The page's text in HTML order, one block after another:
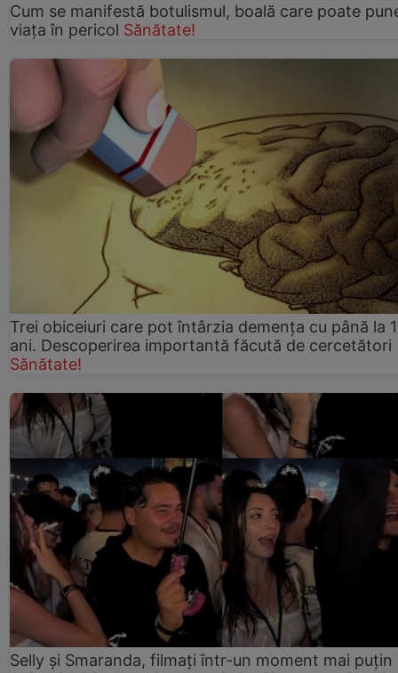
Cum se manifestă botulismul, boală care poate
viaţa în pericol Sănătate!
Trei obiceiuri care pot întârzia demența cu până la
ani. Descoperirea importantă făcută de cercetători
Sănătate!
Selly și Smaranda, filmați într-un moment mai puțin